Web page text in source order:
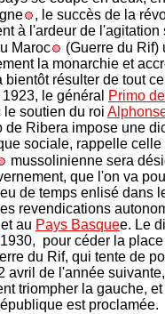
, le succès de la
à l'ardeur de l'agitation
Maroc
(Guerre du Rif)
la monarchie et
bientôt résulter de tout
le général
Primo
le soutien du roi
Ribera impose une
sociale, rappelle
mussolinienne sera
que l'on va
de temps enlisé dans
revendications
et au Pays Basquee. Le
pour céder la
du Rif, qui tente de
avril de l'année
triompher la gauche,
est proclamée.